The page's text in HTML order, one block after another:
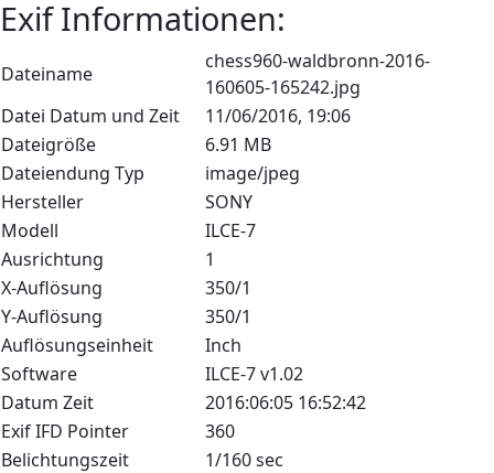
Exif Informationen:
Dateiname
chess960-waldbronn-2016-
160605-165242.jpg
Datei Datum und Zeit
11/06/2016, 19:06
Dateigröße
6.91 MB
Dateiendung Typ
image/jpeg
Hersteller
SONY
Modell
ILCE-7
Ausrichtung
1
X-Auflösung
350/1
Y-Auflösung
350/1
Auflösungseinheit
Inch
Software
ILCE-7 v1.02
Datum Zeit
2016:06:05 16:52:42
Exif IFD Pointer
360
Belichtungszeit
1/160 sec